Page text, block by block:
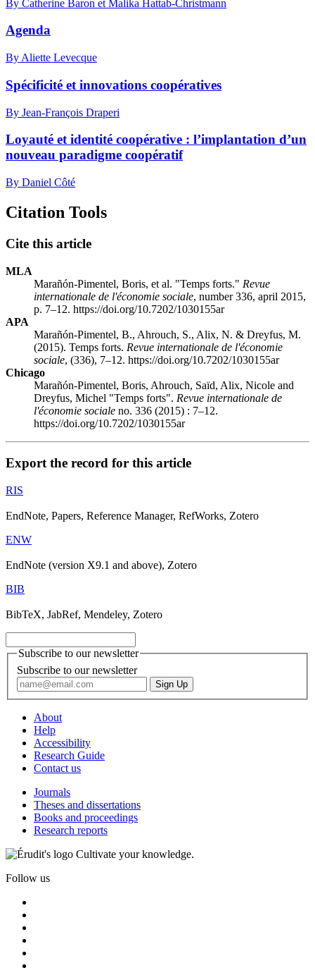
By Catherine Baron et Malika Hattab-Christmann
Agenda
By Aliette Levecque
Spécificité et innovations coopératives
By Jean-François Draperi
Loyauté et identité coopérative : l’implantation d’un
nouveau paradigme coopératif
By Daniel Côté
Citation Tools
Cite this article
MLA
Marañón-Pimentel, Boris, et al. "Temps forts." Revue
internationale de l'économie sociale, number 336, april 2015,
p. 7–12. https://doi.org/10.7202/1030155ar
APA
Marañón-Pimentel, B., Ahrouch, S., Alix, N. & Dreyfus, M.
(2015). Temps forts. Revue internationale de l'économie
sociale, (336), 7–12. https://doi.org/10.7202/1030155ar
Chicago
Marañón-Pimentel, Boris, Ahrouch, Saïd, Alix, Nicole and
Dreyfus, Michel "Temps forts". Revue internationale de
l'économie sociale no. 336 (2015) : 7–12.
https://doi.org/10.7202/1030155ar
Export the record for this article
RIS
EndNote, Papers, Reference Manager, RefWorks, Zotero
ENW
EndNote (version X9.1 and above), Zotero
BIB
BibTeX, JabRef, Mendeley, Zotero
Subscribe to our newsletter
Subscribe to our newsletter
About
Help
Accessibility
Research Guide
Contact us
Journals
Theses and dissertations
Books and proceedings
Research reports
Cultivate your knowledge.
Follow us